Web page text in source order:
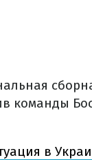
команды
в